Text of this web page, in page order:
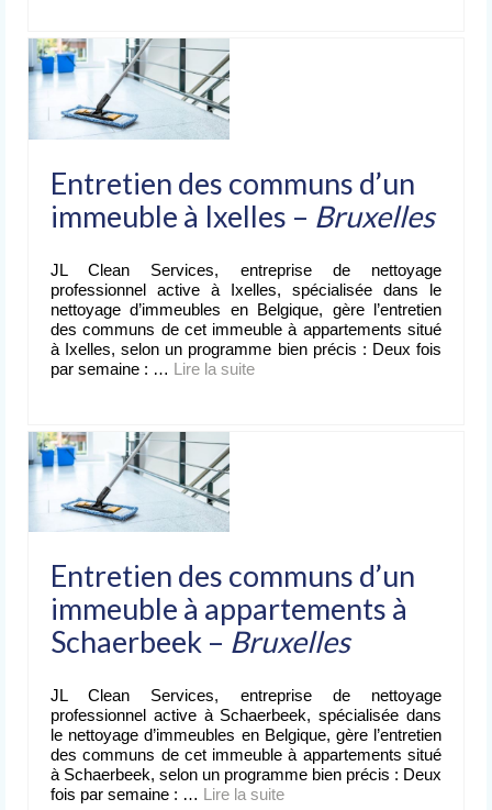
Entretien des communs d’un
immeuble à Ixelles – Bruxelles
JL Clean Services, entreprise de nettoyage
professionnel active à Ixelles, spécialisée dans le
nettoyage d’immeubles en Belgique, gère l’entretien
des communs de cet immeuble à appartements situé
à Ixelles, selon un programme bien précis : Deux fois
par semaine : … Lire la suite­­
Entretien des communs d’un
immeuble à appartements à
Schaerbeek – Bruxelles
JL Clean Services, entreprise de nettoyage
professionnel active à Schaerbeek, spécialisée dans
le nettoyage d’immeubles en Belgique, gère l’entretien
des communs de cet immeuble à appartements situé
à Schaerbeek, selon un programme bien précis : Deux
fois par semaine : … Lire la suite­­